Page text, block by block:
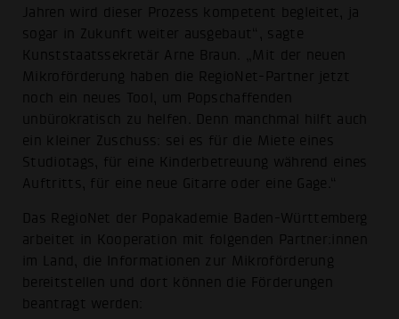
Jahren wird dieser Prozess kompetent begleitet, ja
sogar in Zukunft weiter ausgebaut“, sagte
Kunststaatssekretär Arne Braun. „Mit der neuen
Mikroförderung haben die RegioNet-Partner jetzt
noch ein neues Tool, um Popschaffenden
unbürokratisch zu helfen. Denn manchmal hilft auch
ein kleiner Zuschuss: sei es für die Miete eines
Studiotags, für eine Kinderbetreuung während eines
Auftritts, für eine neue Gitarre oder eine Gage.“
Das RegioNet der Popakademie Baden-Württemberg
arbeitet in Kooperation mit folgenden Partner:innen
im Land, die Informationen zur Mikroförderung
bereitstellen und dort können die Förderungen
beantragt werden: